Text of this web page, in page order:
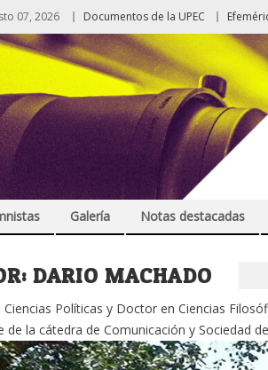
07, 2026 Documentos de la UPEC
Galería Notas destacadas
DARIO MACHADO
Ciencias Políticas y Doctor en Ciencias
de la cátedra de Comunicación y Sociedad